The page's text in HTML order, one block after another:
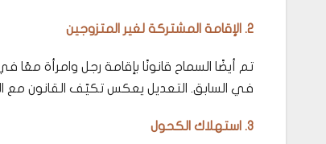
2. الإقامة المشتركة لغير المتزوجين
تم أيضًا السماح قانونًا بإقامة رجل وامرأة
في السابق. التعديل يعكس تكيّف القانون مع
3. استهلاك الكحول